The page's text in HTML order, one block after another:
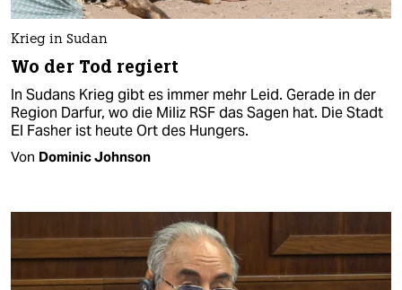
Krieg in Sudan
Wo der Tod regiert
In Sudans Krieg gibt es immer mehr Leid. Gerade in der
Region Darfur, wo die Miliz RSF das Sagen hat. Die Stadt
El Fasher ist heute Ort des Hungers.
Von Dominic Johnson